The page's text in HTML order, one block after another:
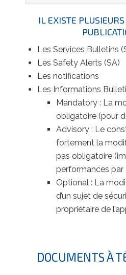
IL EXISTE
Les Services Bulletins
Les Safety Alerts (SA)
Les notifications
Les Informations
Mandatory : La
obligatoire (pour
Advisory : Le
fortement la
pas obligatoire
performances par
Optional : La
d’un sujet de
propriétaire de
DOCUMENTS À